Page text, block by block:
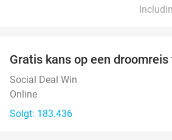
Gratis kans op een
Social Deal Win
Online
Solgt: 183.436